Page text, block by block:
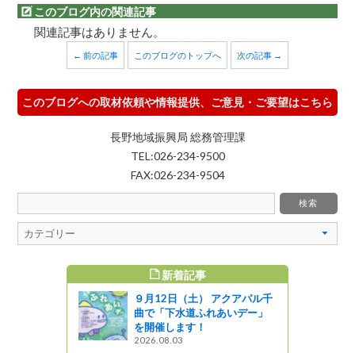
このブログ内の関連記事
関連記事はありません。
← 前の記事 このブログのトップへ 次の記事 →
このブログへの取材依頼や情報提供、ご意見・ご要望はこちら
長野地域振興局 総務管理課
TEL:026-234-9500
FAX:026-234-9504
新着記事
９月12日（土） アクアパル千
曲で「下水道ふれあいデー」
を開催します！
2026.08.03